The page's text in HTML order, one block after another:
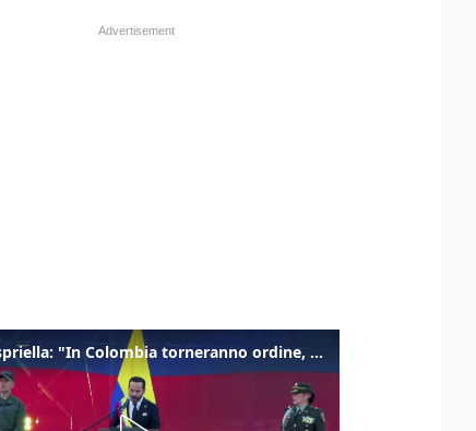
De la Espriella: "In Colombia torneranno ordine, autorità e libertà"